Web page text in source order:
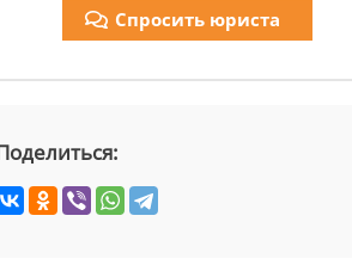
Спросить юриста